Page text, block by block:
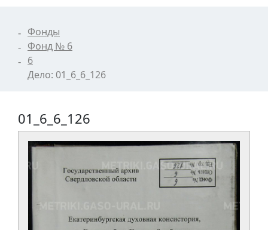
Фонды
Фонд № 6
6
Дело: 01_6_6_126
01_6_6_126